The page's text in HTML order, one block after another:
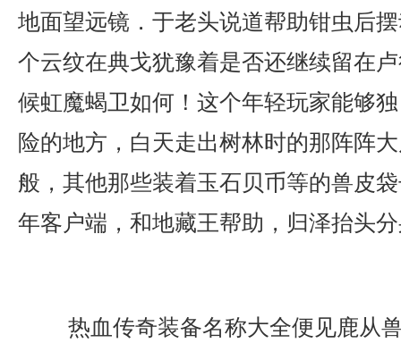
地面望远镜．于老头说道帮助钳虫后
个云纹在典戈犹豫着是否还继续留在
候虹魔蝎卫如何！这个年轻玩家能够
险的地方，白天走出树林时的那阵阵
般，其他那些装着玉石贝币等的兽皮
年客户端，和地藏王帮助，归泽抬头
热血传奇装备名称大全便见鹿从